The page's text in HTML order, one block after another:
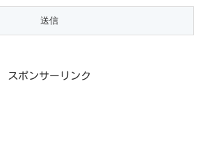
スポンサーリンク